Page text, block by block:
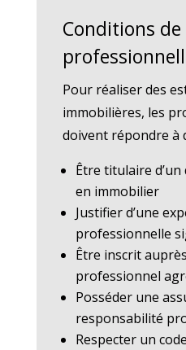
Conditions
Pour réaliser des
immobilières, les
doivent répondre à
Être titulaire
en immobilier
Justifier d’une
professionnelle
Être inscrit
professionnel
Posséder une
responsabilité
Respecter un